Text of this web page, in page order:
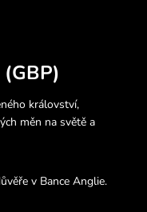
království,
měn na světě a
v Bance Anglie.